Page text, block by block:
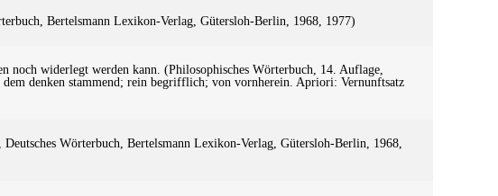
Bertelsmann Lexikon-Verlag, Gütersloh-Berlin, 1968, 1977)
noch widerlegt werden kann. (Philosophisches Wörterbuch, 14. Auflage,
denken stammend; rein begrifflich; von vornherein. Apriori: Vernunftsatz
Wörterbuch, Bertelsmann Lexikon-Verlag, Gütersloh-Berlin, 1968,